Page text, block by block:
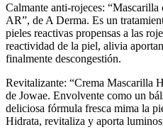
Calmante anti-rojeces: “Mascarilla
AR”, de A Derma. Es un
pieles reactivas propensas a las
reactividad de la piel, alivia
finalmente descongestión.
Revitalizante: “Crema Mascarilla
de Jowae. Envolvente como un
deliciosa fórmula fresca mima la
Hidrata, revitaliza y aporta